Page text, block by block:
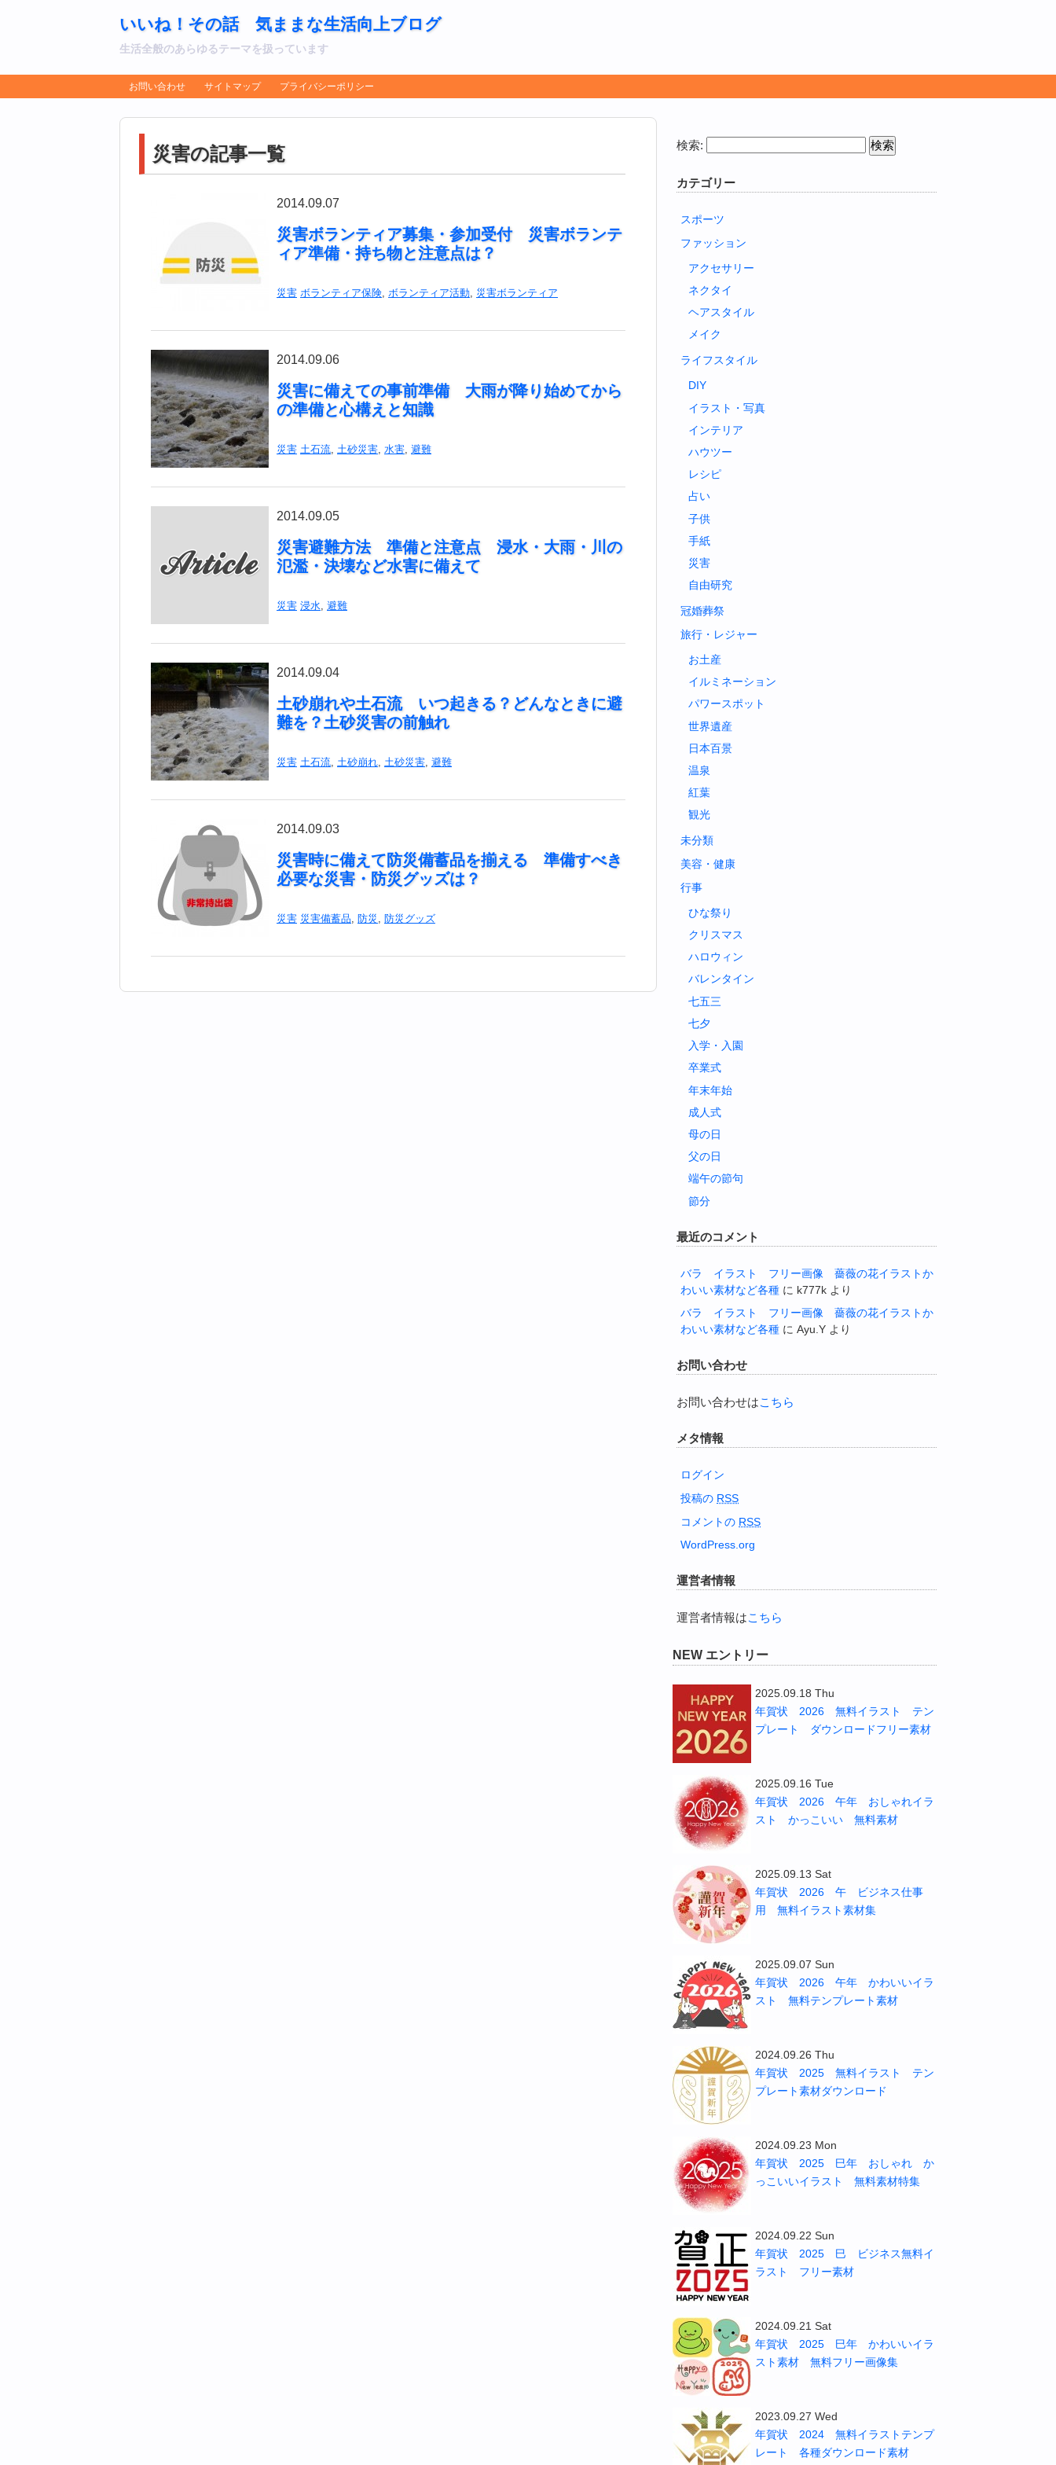
いいね！その話 気ままな生活向上ブログ
生活全般のあらゆるテーマを扱っています
お問い合わせ サイトマップ プライバシーポリシー
災害の記事一覧
2014.09.07
災害ボランティア募集・参加受付 災害ボランテ
ィア準備・持ち物と注意点は？
災害 ボランティア保険, ボランティア活動, 災害ボランティア
2014.09.06
災害に備えての事前準備 大雨が降り始めてから
の準備と心構えと知識
災害 土石流, 土砂災害, 水害, 避難
2014.09.05
災害避難方法 準備と注意点 浸水・大雨・川の
氾濫・決壊など水害に備えて
災害 浸水, 避難
2014.09.04
土砂崩れや土石流 いつ起きる？どんなときに避
難を？土砂災害の前触れ
災害 土石流, 土砂崩れ, 土砂災害, 避難
2014.09.03
災害時に備えて防災備蓄品を揃える 準備すべき
必要な災害・防災グッズは？
災害 災害備蓄品, 防災 , 防災グッズ
検索:
カテゴリー
スポーツ
ファッション
アクセサリー
ネクタイ
ヘアスタイル
メイク
ライフスタイル
DIY
イラスト・写真
インテリア
ハウツー
レシピ
占い
子供
手紙
災害
自由研究
冠婚葬祭
旅行・レジャー
お土産
イルミネーション
パワースポット
世界遺産
日本百景
温泉
紅葉
観光
未分類
美容・健康
行事
ひな祭り
クリスマス
ハロウィン
バレンタイン
七五三
七夕
入学・入園
卒業式
年末年始
成人式
母の日
父の日
端午の節句
節分
最近のコメント
バラ イラスト フリー画像 薔薇の花イラストか
わいい素材など各種 に k777k より
バラ イラスト フリー画像 薔薇の花イラストか
わいい素材など各種 に Ayu.Y より
お問い合わせ
お問い合わせはこちら
メタ情報
ログイン
投稿の RSS
コメントの RSS
WordPress.org
運営者情報
運営者情報はこちら
NEW エントリー
2025.09.18 Thu
年賀状 2026 無料イラスト テン
プレート ダウンロードフリー素材
2025.09.16 Tue
年賀状 2026 午年 おしゃれイラ
スト かっこいい 無料素材
2025.09.13 Sat
年賀状 2026 午 ビジネス仕事
用 無料イラスト素材集
2025.09.07 Sun
年賀状 2026 午年 かわいいイラ
スト 無料テンプレート素材
2024.09.26 Thu
年賀状 2025 無料イラスト テン
プレート素材ダウンロード
2024.09.23 Mon
年賀状 2025 巳年 おしゃれ か
っこいいイラスト 無料素材特集
2024.09.22 Sun
年賀状 2025 巳 ビジネス無料イ
ラスト フリー素材
2024.09.21 Sat
年賀状 2025 巳年 かわいいイラ
スト素材 無料フリー画像集
2023.09.27 Wed
年賀状 2024 無料イラストテンプ
レート 各種ダウンロード素材